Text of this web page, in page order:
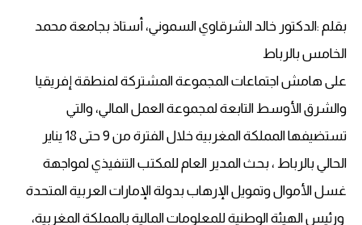
بقلم :الدكتور خالد الشرقاوي السموني، أستاذ بجامعة محمد
الخامس بالرباط
على هامش اجتماعات المجموعة المشتركة لمنطقة إفريقيا
والشرق الأوسط التابعة لمجموعة العمل المالي، والتي
تستضيفها المملكة المغربية خلال الفترة من 9 حتى 18 يناير
الحالي بالرباط ، بحث المدير العام للمكتب التنفيذي لمواجهة
غسل الأموال وتمويل الإرهاب بدولة الإمارات العربية المتحدة
ورئيس الهيئة الوطنية للمعلومات المالية بالمملكة المغربية،